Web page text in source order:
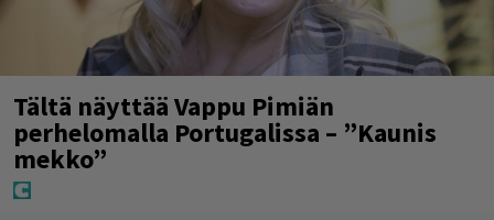
Tältä näyttää Vappu Pimiän
perhelomalla Portugalissa – ”Kaunis
mekko”